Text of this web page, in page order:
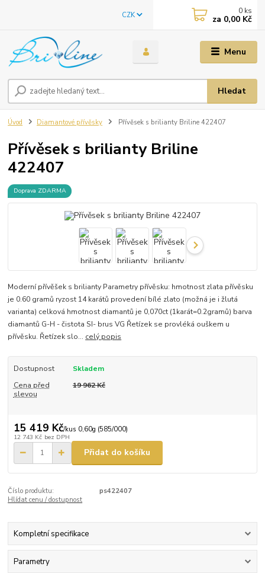
Menu
CZK
Hledat
0 ks
za 0,00 Kč
Úvod Diamantové přívěsky Přívěsek s brilianty Briline 422407
Přívěsek s brilianty Briline
422407
Doprava ZDARMA
Moderní přívěšek s brilianty Parametry přívěsku: hmotnost zlata přívěsku
je 0.60 gramů ryzost 14 karátů provedení bílé zlato (možná je i žlutá
varianta) celková hmotnost diamantů je 0,070ct (1karát=0.2gramů) barva
diamantů G-H - čistota SI- brus VG Řetízek se provléká ouškem u
přívěsku. Řetízek slo... celý popis
Dostupnost
Skladem
Cena před
slevou
19 962 Kč
15 419 Kč/kus 0,60g (585/000)
12 743 Kč bez DPH
Přidat do košíku
Číslo produktu:
ps422407
Hlídat cenu / dostupnost
Kompletní specifikace
Parametry